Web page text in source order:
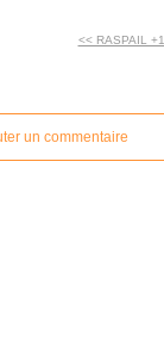
<< RASPAIL +1
un commentaire